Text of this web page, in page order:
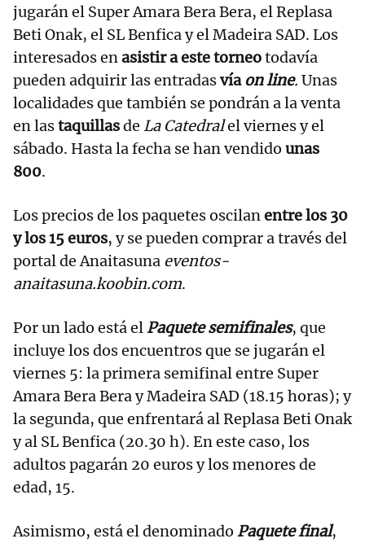
jugarán el Super Amara Bera Bera, el Replasa
Beti Onak, el SL Benfica y el Madeira SAD. Los
interesados enasistir a este torneotodavía
pueden adquirir las entradasvíaon line. Unas
localidades que también se pondrán a la venta
en lastaquillasde La Catedralel viernes y el
sábado. Hasta la fecha se han vendido unas
800.
Los precios de los paquetes oscilanentre los 30
y los 15 euros, y se pueden comprar a través del
portal de Anaitasuna eventos-
anaitasuna.koobin.com.
Por un lado está elPaquete semifinales, que
incluye los dos encuentros que se jugarán el
viernes 5: la primera semifinal entre Super
Amara Bera Bera y Madeira SAD (18.15 horas); y
la segunda, que enfrentará al Replasa Beti Onak
y al SL Benfica (20.30 h). En este caso, los
adultos pagarán 20 euros y los menores de
edad, 15.
Asimismo, está el denominado Paquete final,